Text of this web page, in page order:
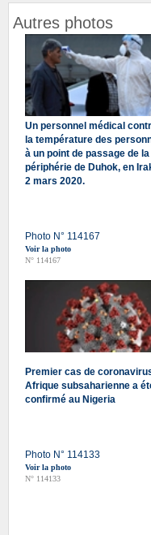
Autres photos
Un personnel médical
la température des
à un point de passage de la
périphérie de Duhok, en
2 mars 2020.
Photo N° 114167
Voir la photo
N° 114167
Premier cas de
Afrique subsaharienne a
confirmé au Nigeria
Photo N° 114133
Voir la photo
N° 114133